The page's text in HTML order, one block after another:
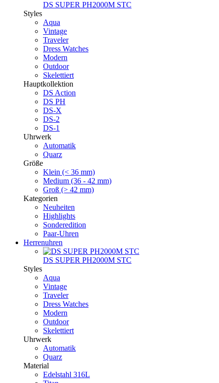
DS SUPER PH2000M STC
Styles
Aqua
Vintage
Traveler
Dress Watches
Modern
Outdoor
Skelettiert
Hauptkollektion
DS Action
DS PH
DS-X
DS-2
DS-1
Uhrwerk
Automatik
Quarz
Größe
Klein (< 36 mm)
Medium (36 - 42 mm)
Groß (> 42 mm)
Kategorien
Neuheiten
Highlights
Sonderedition
Paar-Uhren
Herrenuhren
DS SUPER PH2000M STC
Styles
Aqua
Vintage
Traveler
Dress Watches
Modern
Outdoor
Skelettiert
Uhrwerk
Automatik
Quarz
Material
Edelstahl 316L